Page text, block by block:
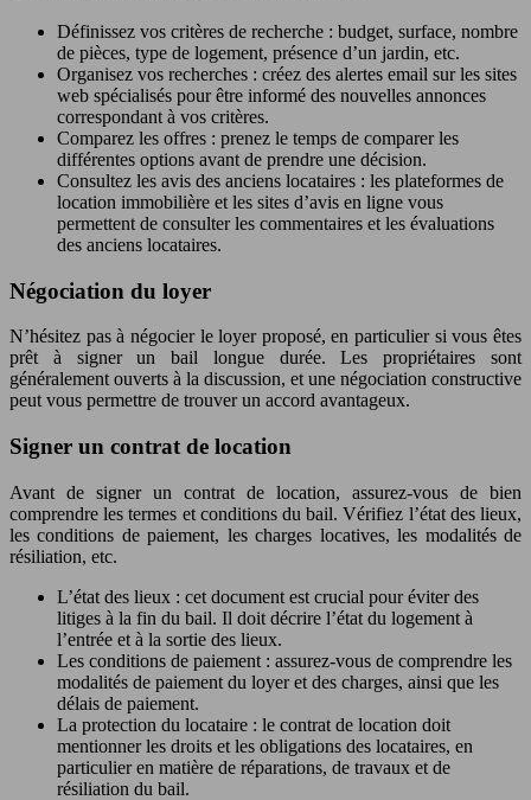
Définissez vos critères de recherche : budget, surface, nombre
de pièces, type de logement, présence d’un jardin, etc.
Organisez vos recherches : créez des alertes email sur les sites
web spécialisés pour être informé des nouvelles annonces
correspondant à vos critères.
Comparez les offres : prenez le temps de comparer les
différentes options avant de prendre une décision.
Consultez les avis des anciens locataires : les plateformes de
location immobilière et les sites d’avis en ligne vous
permettent de consulter les commentaires et les évaluations
des anciens locataires.
Négociation du loyer
N’hésitez pas à négocier le loyer proposé, en particulier si vous êtes
prêt à signer un bail longue durée. Les propriétaires sont
généralement ouverts à la discussion, et une négociation constructive
peut vous permettre de trouver un accord avantageux.
Signer un contrat de location
Avant de signer un contrat de location, assurez-vous de bien
comprendre les termes et conditions du bail. Vérifiez l’état des lieux,
les conditions de paiement, les charges locatives, les modalités de
résiliation, etc.
L’état des lieux : cet document est crucial pour éviter des
litiges à la fin du bail. Il doit décrire l’état du logement à
l’entrée et à la sortie des lieux.
Les conditions de paiement : assurez-vous de comprendre les
modalités de paiement du loyer et des charges, ainsi que les
délais de paiement.
La protection du locataire : le contrat de location doit
mentionner les droits et les obligations des locataires, en
particulier en matière de réparations, de travaux et de
résiliation du bail.